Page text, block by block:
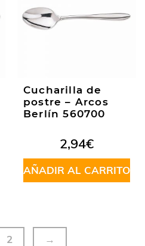
Cucharilla de
postre – Arcos
Berlín 560700
2,94€
AÑADIR AL CARRITO
2 →